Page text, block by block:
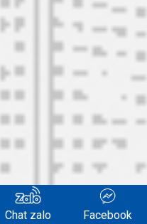
Hùng Anh Co., Ltd
Chat zalo Facebook